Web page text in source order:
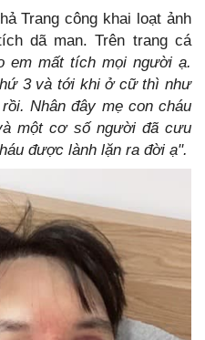
Trang công khai loạt ảnh
dã man. Trên trang cá
em mất tích mọi người ạ.
3 và tới khi ở cữ thì như
Nhân đây mẹ con cháu
một cơ số người đã cưu
được lành lặn ra đời ạ".